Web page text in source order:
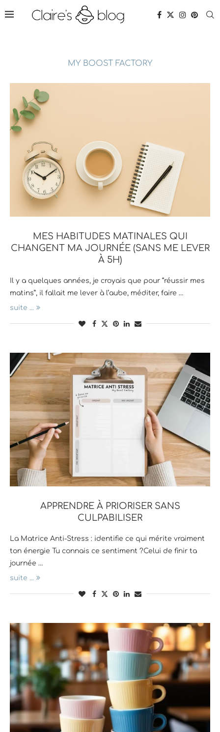
MY BOOST FACTORY
MES HABITUDES MATINALES QUI
CHANGENT MA JOURNÉE (SANS ME LEVER
À 5H)
Il y a quelques années, je croyais que pour “réussir mes
matins”, il fallait me lever à l’aube, méditer, faire …
suite ...
APPRENDRE À PRIORISER SANS
CULPABILISER
La Matrice Anti-Stress : identifie ce qui mérite vraiment
ton énergie Tu connais ce sentiment ?Celui de finir ta
journée …
suite ...